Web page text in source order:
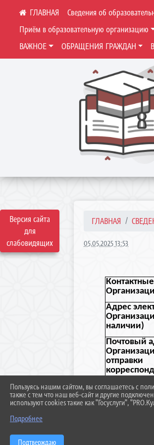
Версия сайта
для
слабовидящих
Сведения об
Приём в образовательную организацию
ВАЖНОЕ
ОБРАЩЕНИЯ ГРАЖДАН
ГЛАВНАЯ
05.05.2025 13:53
Адрес
наличии)
Почтовый
отправки
Пользуясь нашим сайтом, вы соглашаетесь с
также с тем что наш веб-сайт и другие
используют cookies такие как "Госуслуги",
Подробнее
Подтверждаю